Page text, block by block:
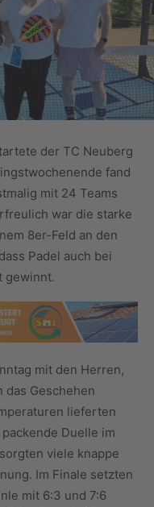
der TC Neuberg
fand
mit 24 Teams
war die starke
8er-Feld an den
Padel auch bei
gewinnt.
mit den Herren,
das Geschehen
lieferten
Duelle im
viele knappe
Im Finale setzten
mit 6:3 und 7:6